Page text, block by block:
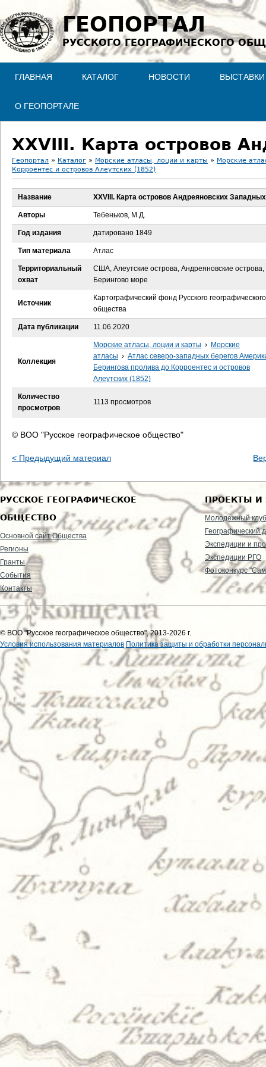
Jump to navigation
ГЕОПОРТАЛ
РУССКОГО ГЕОГРАФИЧЕСКОГО
ГЛАВНАЯ КАТАЛОГ НОВОСТИ ВЫСТАВКИ
О ГЕОПОРТАЛЕ
XXVIII. Карта островов
В
ы
з
д
ь
Геопортал » Каталог » Морские атласы, лоции и карты » Морские
Корроентес и островов Алеутских (1852)
Название XXVIII. Карта островов Андреяновских Западных
Авторы Тебеньков, М.Д.
Год издания датировано 1849
Тип материала Атлас
Территориальный
охват
США, Алеутские острова, Андреяновские острова,
Берингово море
Источник
Картографический фонд Русского географического
общества
Дата публикации 11.06.2020
Коллекция
Морские атласы, лоции и карты › Морские
атласы › Атлас северо-западных берегов
Берингова пролива до Корроентес и островов
Алеутских (1852)
Количество
просмотров
1113 просмотров
© ВОО "Русское географическое общество"
< Предыдущий материал
РУССКОЕ ГЕОГРАФИЧЕСКОЕ
ОБЩЕСТВО
Основной сайт Общества
Регионы
Гранты
События
Контакты
ПРОЕКТЫ И
Молодежный клуб
Географический
Экспедиции и
Экспедиции РГО
Фотоконкурс
© ВОО "Русское географическое общество", 2013-2026 г.
Условия использования материалов Политика защиты и обработки